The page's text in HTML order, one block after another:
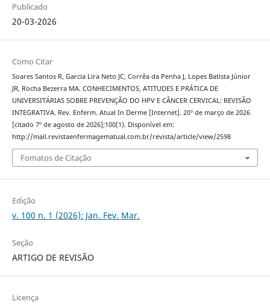
Publicado
20-03-2026
Como Citar
Soares Santos R, Garcia Lira Neto JC, Corrêa da Penha J, Lopes Batista Júnior
JR, Rocha Bezerra MA. CONHECIMENTOS, ATITUDES E PRÁTICA DE
UNIVERSITÁRIAS SOBRE PREVENÇÃO DO HPV E CÂNCER CERVICAL: REVISÃO
INTEGRATIVA. Rev. Enferm. Atual In Derme [Internet]. 20º de março de 2026
[citado 7º de agosto de 2026];100(1). Disponível em:
http://mail.revistaenfermagematual.com.br/revista/article/view/2598
Fomatos de Citação
Edição
v. 100 n. 1 (2026): Jan. Fev. Mar.
Seção
ARTIGO DE REVISÃO
Licença